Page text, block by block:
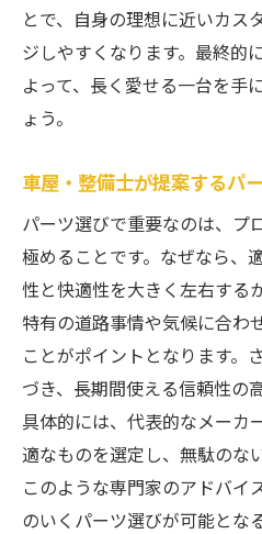
とで、自身の理想に近いカス
ジしやすくなります。最終的
よって、長く愛せる一台を手
ょう。
車屋・整備士が提案するパ
パーツ選びで重要なのは、プ
極めることです。なぜなら、
性と快適性を大きく左右する
特有の道路事情や気候に合わ
ことがポイントとなります。
づき、長期間使える信頼性の
具体的には、代表的なメーカ
適なものを選定し、無駄のな
このような専門家のアドバイ
のいくパーツ選びが可能とな